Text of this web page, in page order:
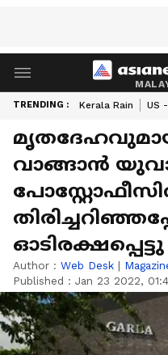
TRENDING : Kerala Rain US
വാങ്ങാൻ
ഓടിരക്ഷപ്പെട്ടു
Author : Web Desk |
Published : Jan 23 2022,